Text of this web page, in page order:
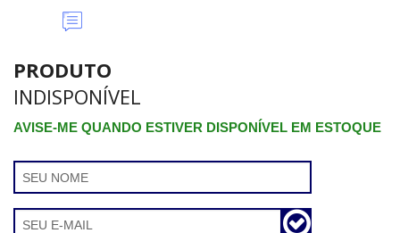
PRODUTO
INDISPONÍVEL
AVISE-ME QUANDO ESTIVER DISPONÍVEL EM ESTOQUE